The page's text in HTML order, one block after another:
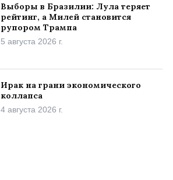
Выборы в Бразилии: Лула теряет
рейтинг, а Милей становится
рупором Трампа
5 августа 2026 г.
Ирак на грани экономического
коллапса
4 августа 2026 г.